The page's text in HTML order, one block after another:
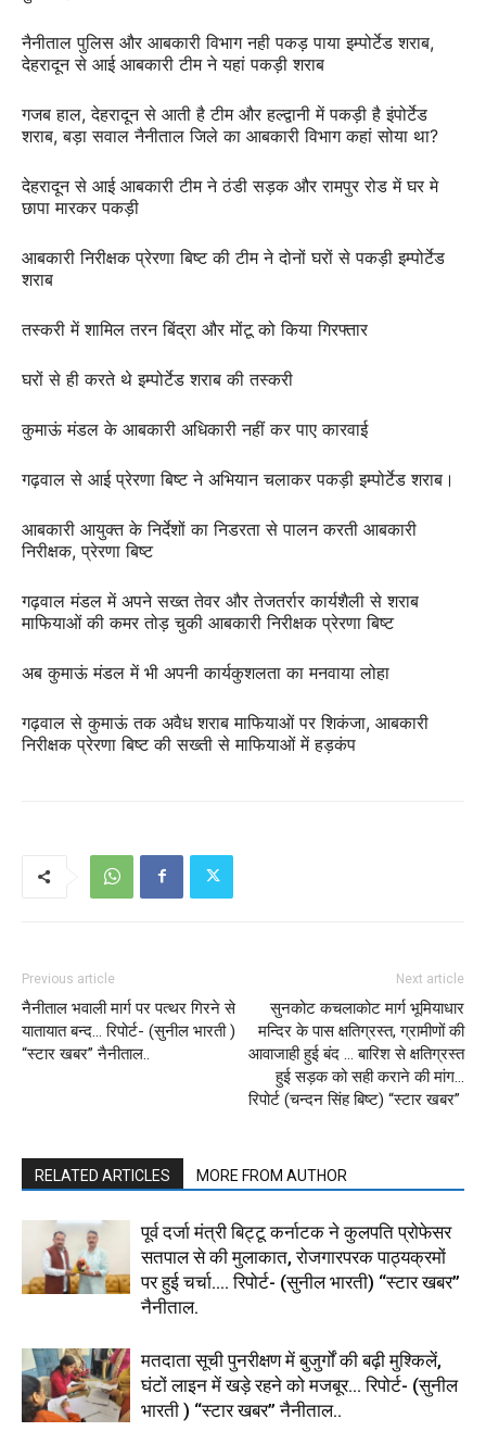
नैनीताल पुलिस और आबकारी विभाग नही पकड़ पाया इम्पोर्टेड शराब,
देहरादून से आई आबकारी टीम ने यहां पकड़ी शराब
गजब हाल, देहरादून से आती है टीम और हल्द्वानी में पकड़ी है इंपोर्टेड
शराब, बड़ा सवाल नैनीताल जिले का आबकारी विभाग कहां सोया था?
देहरादून से आई आबकारी टीम ने ठंडी सड़क और रामपुर रोड में घर मे
छापा मारकर पकड़ी
आबकारी निरीक्षक प्रेरणा बिष्ट की टीम ने दोनों घरों से पकड़ी इम्पोर्टेड
शराब
तस्करी में शामिल तरन बिंद्रा और मोंटू को किया गिरफ्तार
घरों से ही करते थे इम्पोर्टेड शराब की तस्करी
कुमाऊं मंडल के आबकारी अधिकारी नहीं कर पाए कारवाई
गढ़वाल से आई प्रेरणा बिष्ट ने अभियान चलाकर पकड़ी इम्पोर्टेड शराब।
आबकारी आयुक्त के निर्देशों का निडरता से पालन करती आबकारी
निरीक्षक, प्रेरणा बिष्ट
गढ़वाल मंडल में अपने सख्त तेवर और तेजतर्रार कार्यशैली से शराब
माफियाओं की कमर तोड़ चुकी आबकारी निरीक्षक प्रेरणा बिष्ट
अब कुमाऊं मंडल में भी अपनी कार्यकुशलता का मनवाया लोहा
गढ़वाल से कुमाऊं तक अवैध शराब माफियाओं पर शिकंजा, आबकारी
निरीक्षक प्रेरणा बिष्ट की सख्ती से माफियाओं में हड़कंप
Previous article
नैनीताल भवाली मार्ग पर पत्थर गिरने से
यातायात बन्द… रिपोर्ट- (सुनील भारती )
“स्टार खबर” नैनीताल..
Next article
सुनकोट कचलाकोट मार्ग भूमियाधार
मन्दिर के पास क्षतिग्रस्त, ग्रामीणों की
आवाजाही हुई बंद … बारिश से क्षतिग्रस्त
हुई सड़क को सही कराने की मांग…
रिपोर्ट (चन्दन सिंह बिष्ट) “स्टार खबर”
RELATED ARTICLES MORE FROM AUTHOR
पूर्व दर्जा मंत्री बिट्टू कर्नाटक ने कुलपति प्रोफेसर
सतपाल से की मुलाकात, रोजगारपरक पाठ्यक्रमों
पर हुई चर्चा…. रिपोर्ट- (सुनील भारती) “स्टार खबर”
नैनीताल.
मतदाता सूची पुनरीक्षण में बुजुर्गों की बढ़ी मुश्किलें,
घंटों लाइन में खड़े रहने को मजबूर… रिपोर्ट- (सुनील
भारती ) “स्टार खबर” नैनीताल..